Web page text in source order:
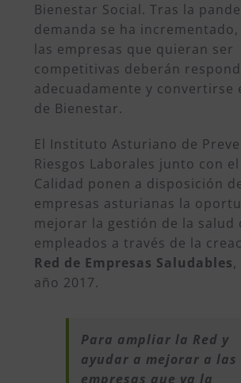
Bienestar Social. Tras la
demanda se ha
las empresas que quieran ser
competitivas deberán
adecuadamente y convertirse
de Bienestar.
El Instituto Asturiano de
Riesgos Laborales junto con
Calidad ponen a disposición
empresas asturianas la
mejorar la gestión de la salud
empleados a través de la
Red de Empresas Saludables,
año 2017.
Para ampliar la Red y
ayudar a mejorar a las
empresas que ya la